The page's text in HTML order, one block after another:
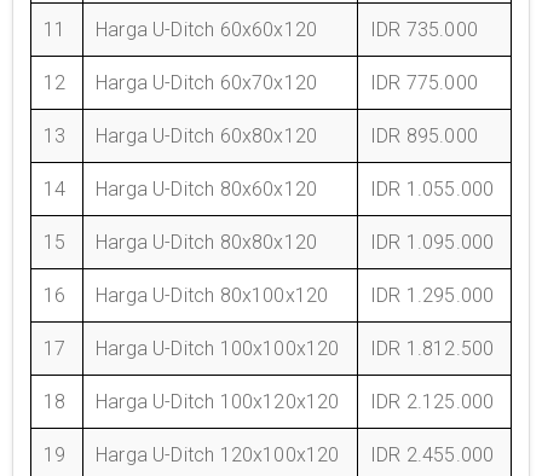
11 Harga U-Ditch 60x60x120 IDR 735.000
12 Harga U-Ditch 60x70x120 IDR 775.000
13 Harga U-Ditch 60x80x120 IDR 895.000
14 Harga U-Ditch 80x60x120 IDR 1.055.000
15 Harga U-Ditch 80x80x120 IDR 1.095.000
16 Harga U-Ditch 80x100x120 IDR 1.295.000
17 Harga U-Ditch 100x100x120 IDR 1.812.500
18 Harga U-Ditch 100x120x120 IDR 2.125.000
19 Harga U-Ditch 120x100x120 IDR 2.455.000